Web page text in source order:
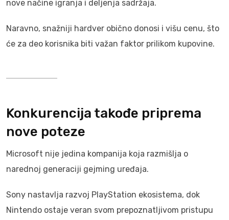
nove načine igranja i deljenja sadržaja.
Naravno, snažniji hardver obično donosi i višu cenu, što
će za deo korisnika biti važan faktor prilikom kupovine.
Konkurencija takođe priprema
nove poteze
Microsoft nije jedina kompanija koja razmišlja o
narednoj generaciji gejming uređaja.
Sony nastavlja razvoj PlayStation ekosistema, dok
Nintendo ostaje veran svom prepoznatljivom pristupu